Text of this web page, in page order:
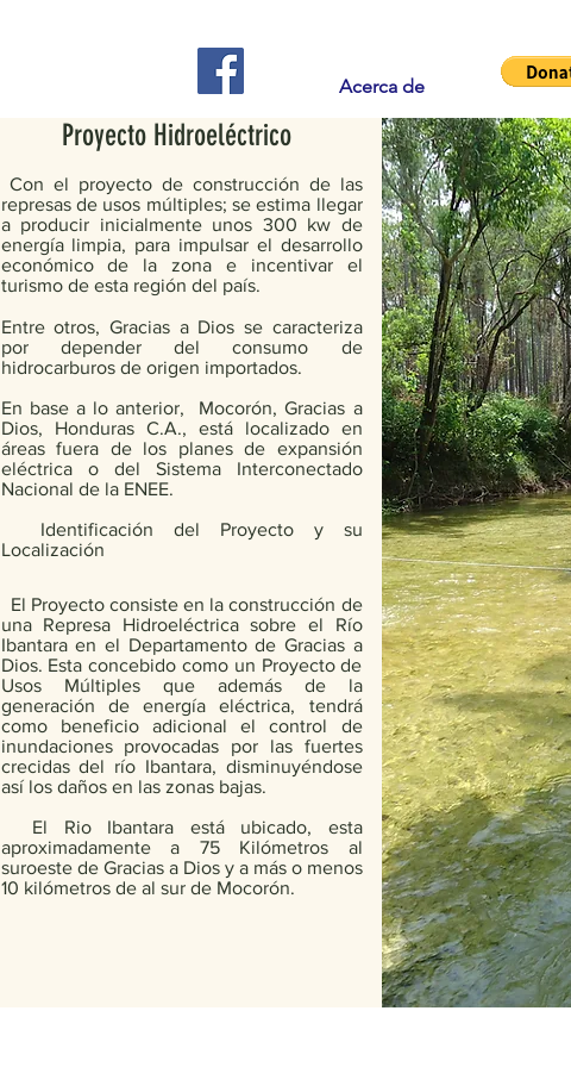
Acerca de
Proyecto Hidroeléctrico
Con el proyecto de construcción de las
represas de usos múltiples; se estima llegar
a producir inicialmente unos 300 kw de
energía limpia, para impulsar el desarrollo
económico de la zona e incentivar el
turismo de esta región del país.
Entre otros, Gracias a Dios se caracteriza
por depender del consumo de
hidrocarburos de origen importados.
En base a lo anterior, Mocorón, Gracias a
Dios, Honduras C.A., está localizado en
áreas fuera de los planes de expansión
eléctrica o del Sistema Interconectado
Nacional de la ENEE.
​ Identificación del Proyecto y su
Localización
El Proyecto consiste en la construcción de
una Represa Hidroeléctrica sobre el Río
Ibantara en el Departamento de Gracias a
Dios. Esta concebido como un Proyecto de
Usos Múltiples que además de la
generación de energía eléctrica, tendrá
como beneficio adicional el control de
inundaciones provocadas por las fuertes
crecidas del río Ibantara, disminuyéndose
así los daños en las zonas bajas.
El Rio Ibantara está ubicado, esta
aproximadamente a 75 Kilómetros al
suroeste de Gracias a Dios y a más o menos
10 kilómetros de al sur de Mocorón.